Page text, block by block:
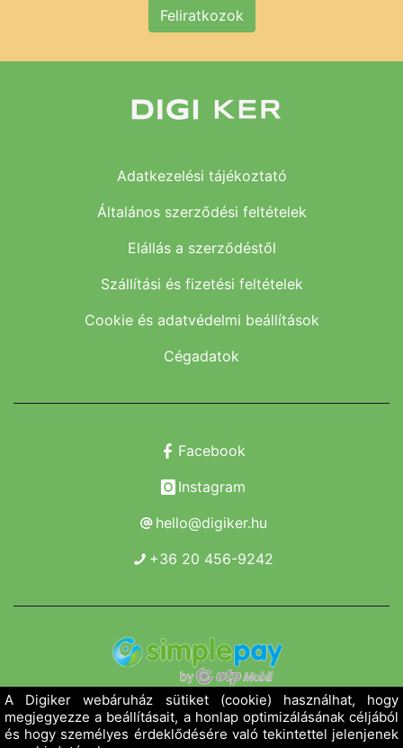
Feliratkozok
Adatkezelési tájékoztató
Általános szerződési feltételek
Elállás a szerződéstől
Szállítási és fizetési feltételek
Cookie és adatvédelmi beállítások
Cégadatok
Facebook
Instagram
hello@digiker.hu
+36 20 456-9242